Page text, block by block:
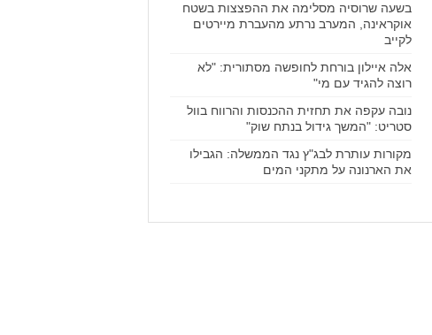
בשעה שרוסיה מסלימה את ההפצצות בשטח
אוקראינה, המערב נרתע מהעברת מיירטים
לקייב
אלה איילון בורחת לחופשה מסתורית: "לא
רוצה להגיד עם מי"
נובה עקפה את תחזית ההכנסות והרווח בוול
סטריט: "המשך גידול בנתח שוק"
מקורות עותרת לבג"ץ נגד הממשלה: הגבילו
את הארנונה על מתקני המים